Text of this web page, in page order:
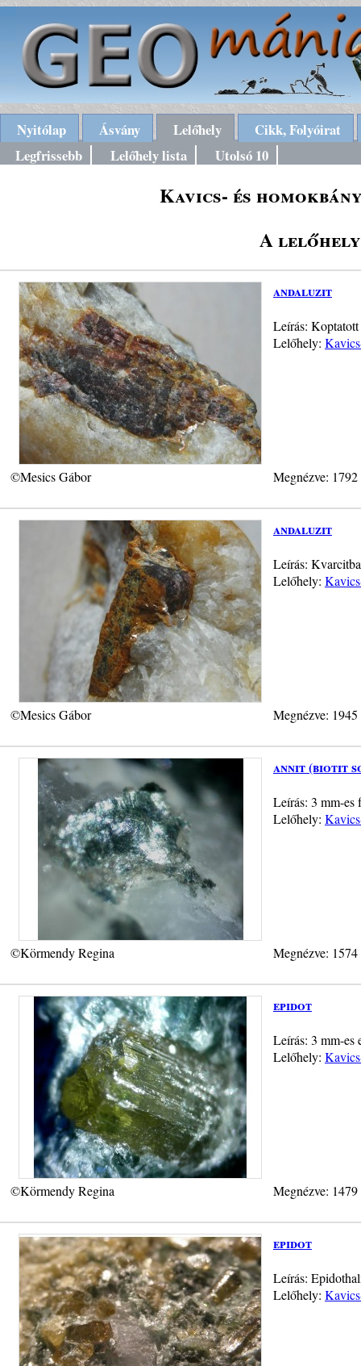
Nyitólap Ásvány Lelőhely
Cikk, Folyóirat
Legfrissebb
Lelőhely lista Utolsó 10
Kavics- és
A lelőhely
andaluzit
Leírás:
Lelőhely:
©Mesics Gábor Megnézve:
andaluzit
Leírás:
Lelőhely:
©Mesics Gábor Megnézve:
annit (biotit
Leírás: 3 mm-es
Lelőhely:
©Körmendy Regina Megnézve:
epidot
Leírás: 3 mm-es
Lelőhely:
©Körmendy Regina Megnézve:
epidot
Leírás:
Lelőhely: